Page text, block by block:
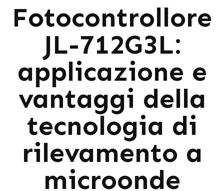
Fotocontrollore
JL-712G3L:
applicazione e
vantaggi della
tecnologia di
rilevamento a
microonde